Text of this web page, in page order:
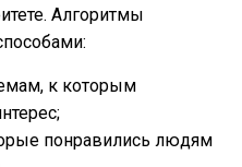
Алгоритмы
к которым
понравились людям